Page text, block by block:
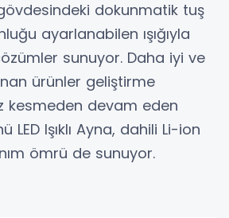
dokunmatik tuş
ayarlanabilen ışığıyla
sunuyor. Daha iyi ve
ürünler geliştirme
kesmeden devam eden
LED Işıklı Ayna, dahili Li-ion
ömrü de sunuyor.